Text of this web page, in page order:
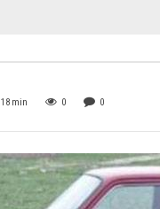
18 min 0 0